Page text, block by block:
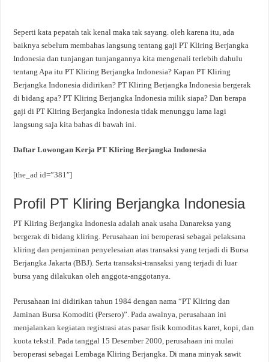
Seperti kata pepatah tak kenal maka tak sayang. oleh karena itu, ada
baiknya sebelum membahas langsung tentang gaji PT Kliring Berjangka
Indonesia dan tunjangan tunjangannya kita mengenali terlebih dahulu
tentang Apa itu PT Kliring Berjangka Indonesia? Kapan PT Kliring
Berjangka Indonesia didirikan? PT Kliring Berjangka Indonesia bergerak
di bidang apa? PT Kliring Berjangka Indonesia milik siapa? Dan berapa
gaji di PT Kliring Berjangka Indonesia tidak menunggu lama lagi
langsung saja kita bahas di bawah ini.
Daftar Lowongan Kerja PT Kliring Berjangka Indonesia
[the_ad id=”381″]
Profil PT Kliring Berjangka Indonesia
PT Kliring Berjangka Indonesia adalah anak usaha Danareksa yang
bergerak di bidang kliring. Perusahaan ini beroperasi sebagai pelaksana
kliring dan penjaminan penyelesaian atas transaksi yang terjadi di Bursa
Berjangka Jakarta (BBJ). Serta transaksi-transaksi yang terjadi di luar
bursa yang dilakukan oleh anggota-anggotanya.
Perusahaan ini didirikan tahun 1984 dengan nama “PT Kliring dan
Jaminan Bursa Komoditi (Persero)”. Pada awalnya, perusahaan ini
menjalankan kegiatan registrasi atas pasar fisik komoditas karet, kopi, dan
kuota tekstil. Pada tanggal 15 Desember 2000, perusahaan ini mulai
beroperasi sebagai Lembaga Kliring Berjangka. Di mana minyak sawit